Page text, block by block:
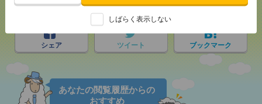
しばらく表示しない
メールで送る LINEで送る
シェア ツイート ブックマーク
あなたの閲覧履歴からの
おすすめ